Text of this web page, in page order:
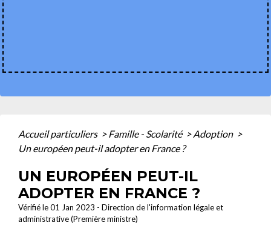
Accueil particuliers > Famille - Scolarité > Adoption >
Un européen peut-il adopter en France ?
UN EUROPÉEN PEUT-IL
ADOPTER EN FRANCE ?
Vérifié le 01 Jan 2023 - Direction de l'information légale et
administrative (Première ministre)